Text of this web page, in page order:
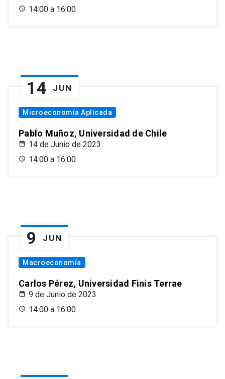
14:00 a 16:00
14 JUN
Microeconomía Aplicada
Pablo Muñoz, Universidad de Chile
14 de Junio de 2023
14:00 a 16:00
9 JUN
Macroeconomía
Carlos Pérez, Universidad Finis Terrae
9 de Junio de 2023
14:00 a 16:00